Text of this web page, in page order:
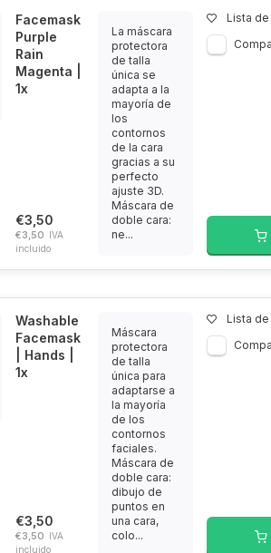
Facemask
Purple
Rain
Magenta |
1x
€3,50
€3,50 IVA
incluido
La máscara
protectora
de talla
única se
adapta a la
mayoría de
los
contornos
de la cara
gracias a su
perfecto
ajuste 3D.
Máscara de
doble cara:
ne...
Lista
Washable
Facemask
| Hands |
1x
€3,50
€3,50 IVA
incluido
Máscara
protectora
de talla
única para
adaptarse a
la mayoría
de los
contornos
faciales.
Máscara de
doble cara:
dibujo de
puntos en
una cara,
colo...
Lista